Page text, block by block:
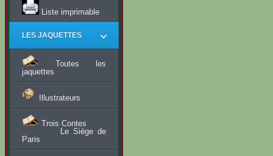
Liste imprimable
LES JAQUETTES
Toutes les
jaquettes
Illustrateurs
Trois Contes
Le Siège de
Paris